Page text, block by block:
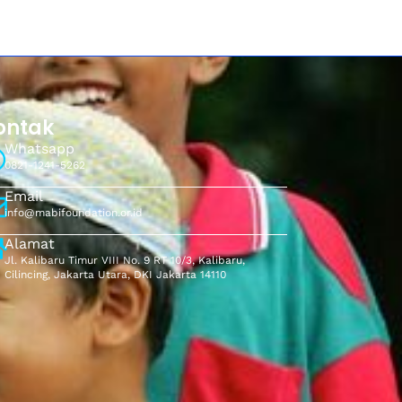
Whatsapp
0821-1241-5262
Email
info@mabifoundation.or.id
Alamat
Jl. Kalibaru Timur VIII No. 9 RT 10/3, Kalibaru,
Cilincing, Jakarta Utara, DKI Jakarta 14110